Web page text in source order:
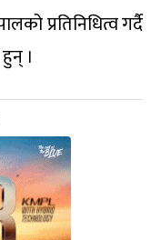
प्रतिनिधित्व गर्दै
।